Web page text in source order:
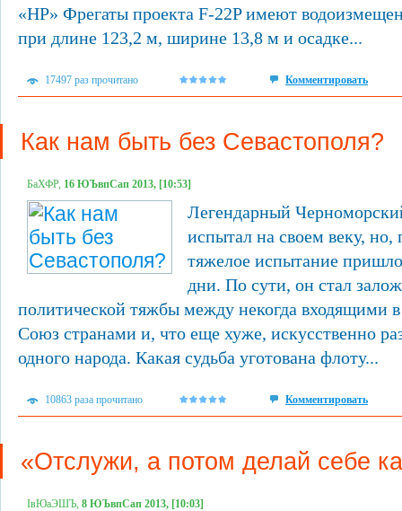
«НР» Фрегаты проекта F-22P имеют
при длине 123,2 м, ширине 13,8 м и осадке...
17497 раз прочитано Комментировать
Как нам быть без Севастополя?
БаХФР, 16 ЮЪвпСап 2013, [10:53]
Легендарный
испытал на своем веку,
тяжелое испытание
дни. По сути, он стал
политической тяжбы между некогда входящими
Союз странами и, что еще хуже, искусственно
одного народа. Какая судьба уготована флоту...
10863 раза прочитано Комментировать
«Отслужи, а потом делай себе
ІвЮаЭШЪ, 8 ЮЪвпСап 2013, [10:03]